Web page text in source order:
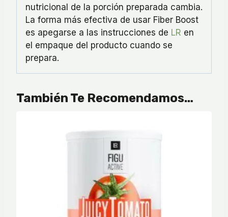
nutricional de la porción preparada cambia.
La forma más efectiva de usar Fiber Boost
es apegarse a las instrucciones de LR en
el empaque del producto cuando se
prepara.
También Te Recomendamos…